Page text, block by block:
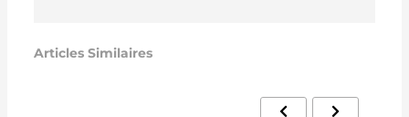
Articles Similaires